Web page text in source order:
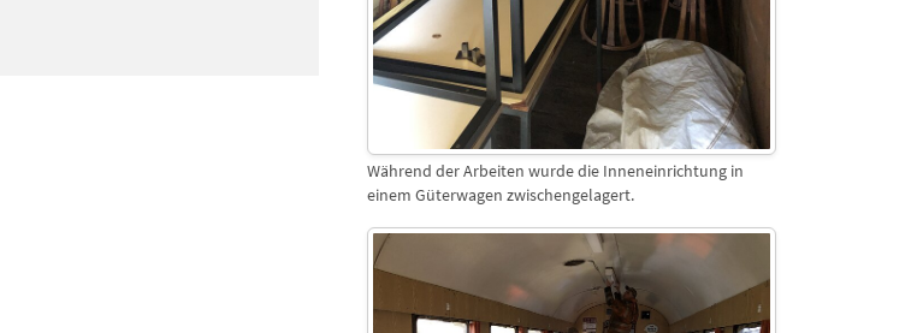
Während der Arbeiten wurde die Inneneinrichtung in
einem Güterwagen zwischengelagert.